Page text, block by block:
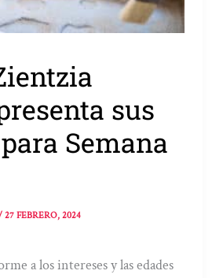
sus
Semana
27 FEBRERO, 2024
a los intereses y las edades